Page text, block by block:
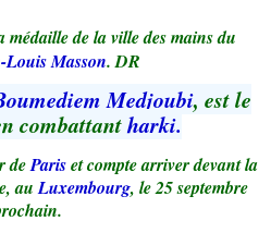
de la ville des mains du
Louis Masson. DR
Medjoubi, est le
combattantharki.
dePariset compte arriver devant la
auLuxembourg, le 25 septembre